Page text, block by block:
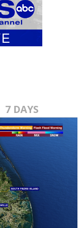
7 DAYS